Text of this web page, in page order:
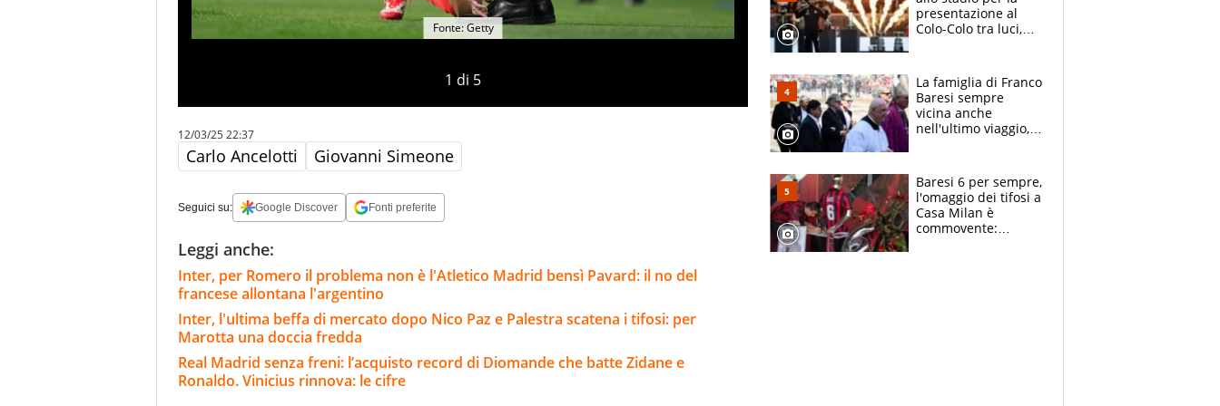
1 di 5
Fonte: Getty
12/03/25 22:37
Carlo Ancelotti Giovanni Simeone
Seguici su: Google Discover Fonti preferite
Leggi anche:
Inter, per Romero il problema non è l'Atletico Madrid bensì Pavard: il no del
francese allontana l'argentino
Inter, l'ultima beffa di mercato dopo Nico Paz e Palestra scatena i tifosi: per
Marotta una doccia fredda
Real Madrid senza freni: l’acquisto record di Diomande che batte Zidane e
Ronaldo. Vinicius rinnova: le cifre
presentazione al
Colo-Colo tra luci,
La famiglia di Franco
Baresi sempre
vicina anche
nell'ultimo viaggio,
circondati
dall'affetto dei tifosi
Baresi 6 per sempre,
l'omaggio dei tifosi a
Casa Milan è
commovente: